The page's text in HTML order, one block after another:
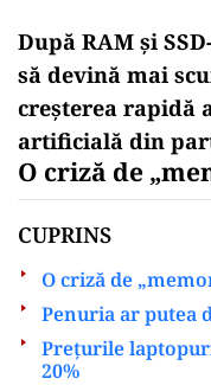
După RAM și
să devină mai
creșterea rapidă
artificială din
O criză de
CUPRINS
O criză de
Penuria ar putea
Prețurile
20%